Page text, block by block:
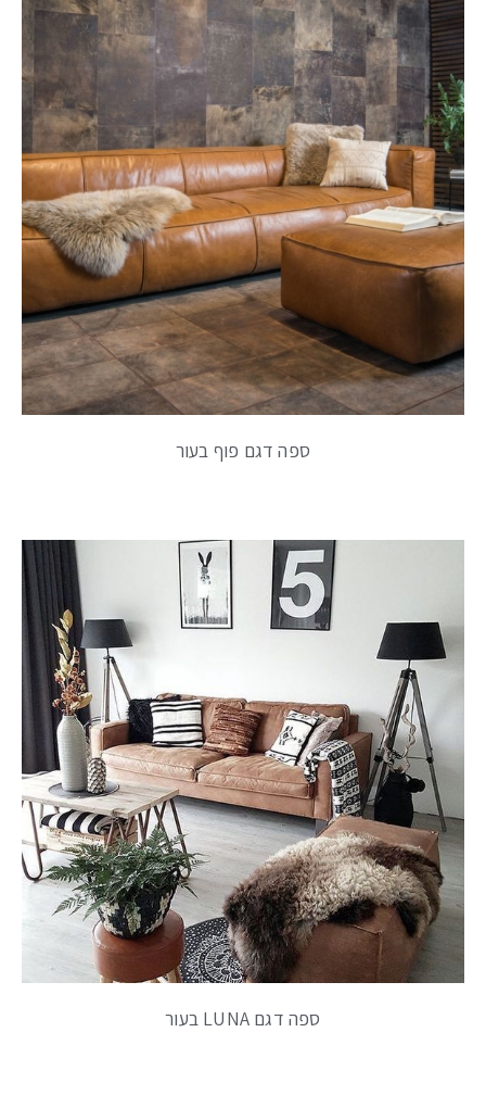
ספה דגם פוף בעור
ספה דגם LUNA בעור